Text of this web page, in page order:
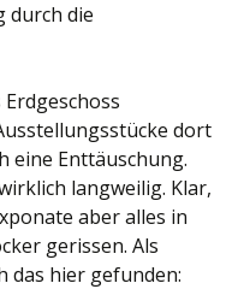
durch die
dort
eine Enttäuschung.
langweilig. Klar,
aber alles in
gerissen. Als
das hier gefunden: